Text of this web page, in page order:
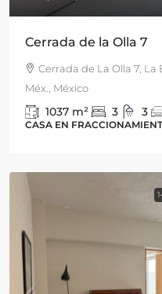
Cerrada de la Olla 7
Cerrada de La Olla 7, La
Méx., México
1037 m² 3 3
CASA EN